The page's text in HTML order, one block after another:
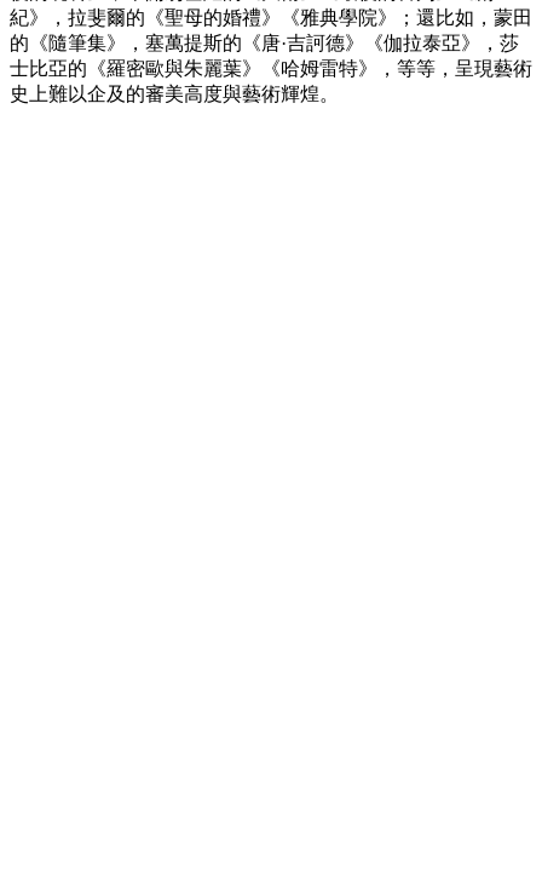
紀》，拉斐爾的《聖母的婚禮》《雅典學院》；還比如，蒙田
的《隨筆集》，塞萬提斯的《唐·吉訶德》《伽拉泰亞》，莎
士比亞的《羅密歐與朱麗葉》《哈姆雷特》，等等，呈現藝術
史上難以企及的審美高度與藝術輝煌。